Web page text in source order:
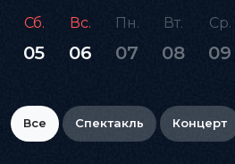
Сб.
05
Вс.
06
Пн.
07
Вт.
08
Ср.
09
Все Спектакль Концерт